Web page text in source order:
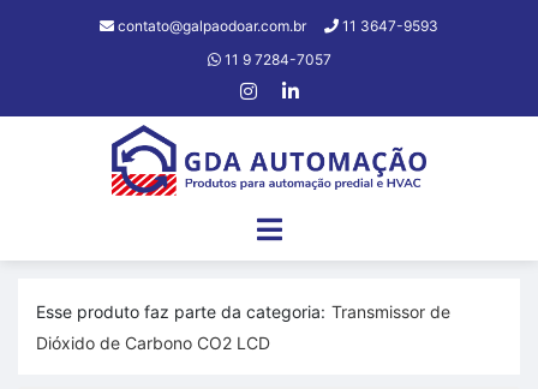
contato@galpaodoar.com.br
11 3647-9593
11 9 7284-7057
Esse produto faz parte da categoria: Transmissor de
Dióxido de Carbono CO2 LCD